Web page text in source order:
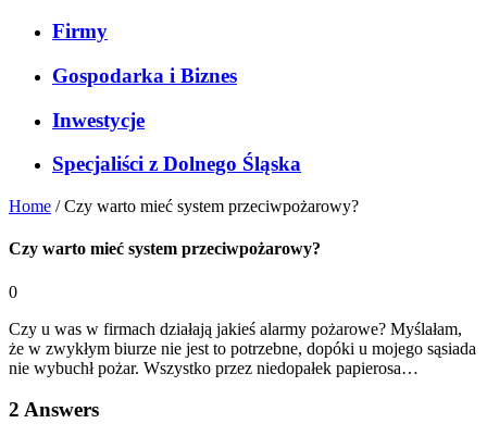
Firmy
Gospodarka i Biznes
Inwestycje
Specjaliści z Dolnego Śląska
Home /Czy warto mieć system przeciwpożarowy?
Czy warto mieć system przeciwpożarowy?
0
Czy u was w firmach działają jakieś alarmy pożarowe? Myślałam,
że w zwykłym biurze nie jest to potrzebne, dopóki u mojego sąsiada
nie wybuchł pożar. Wszystko przez niedopałek papierosa…
2 Answers